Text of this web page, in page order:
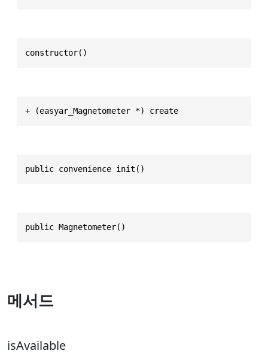
constructor()
+ (easyar_Magnetometer *) create
public convenience init()
public Magnetometer()
메서드
isAvailable